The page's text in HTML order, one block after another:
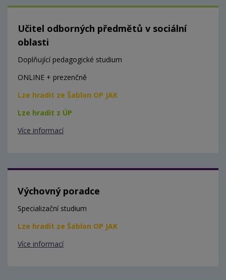
Učitel odborných předmětů v sociální
oblasti
Doplňující pedagogické studium
ONLINE + prezenčně
Lze hradit ze Šablon OP JAK
Lze hradit z ÚP
Více informací
Výchovný poradce
Specializační studium
Lze hradit ze Šablon OP JAK
Více informací